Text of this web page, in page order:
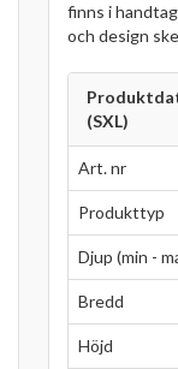
finns i
och design
(SXL)
Art. nr
Produkttyp
Djup (min -
Bredd
Höjd